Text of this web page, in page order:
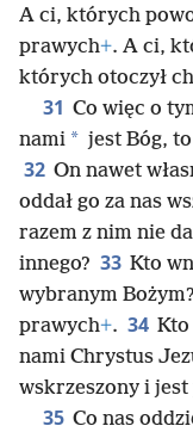
A ci, których
prawych+. A ci,
których otoczył
31 Co więc o
nami * jest Bóg,
32 On nawet
oddał go za nas
razem z nim nie
innego? 33 Kto
wybranym Bożym?
prawych+. 34 Kto
nami Chrystus
wskrzeszony i
35 Co nas